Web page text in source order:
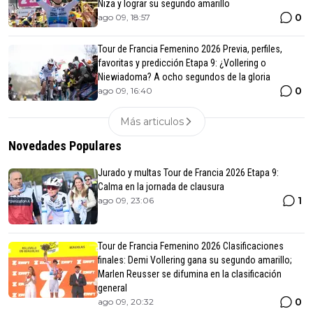
Niza y lograr su segundo amarillo
ago 09, 18:57 0
Tour de Francia Femenino 2026 Previa, perfiles,
favoritas y predicción Etapa 9: ¿Vollering o
Niewiadoma? A ocho segundos de la gloria
ago 09, 16:40 0
Más articulos
Novedades Populares
Jurado y multas Tour de Francia 2026 Etapa 9:
Calma en la jornada de clausura
ago 09, 23:06 1
Tour de Francia Femenino 2026 Clasificaciones
finales: Demi Vollering gana su segundo amarillo;
Marlen Reusser se difumina en la clasificación
general
ago 09, 20:32 0